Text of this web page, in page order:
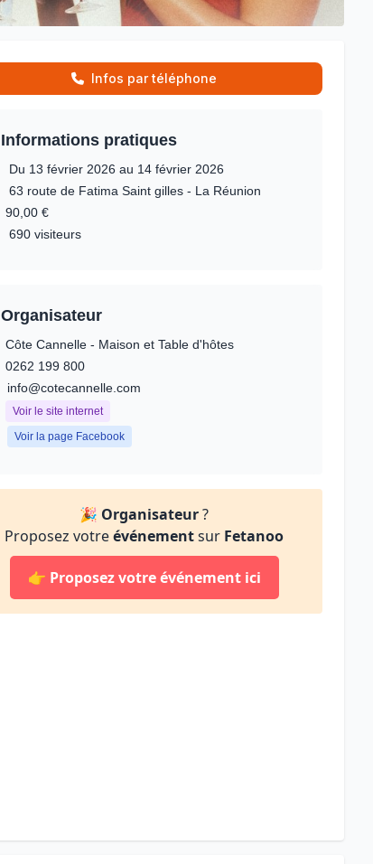
Infos par téléphone
Informations pratiques
Du 13 février 2026 au 14 février 2026
63 route de Fatima Saint gilles - La Réunion
90,00 €
690 visiteurs
Organisateur
Côte Cannelle - Maison et Table d'hôtes
0262 199 800
info@cotecannelle.com
Voir le site internet
Voir la page Facebook
🎉 Organisateur?
Proposez votreévénementsur Fetanoo
👉 Proposez votre événement ici